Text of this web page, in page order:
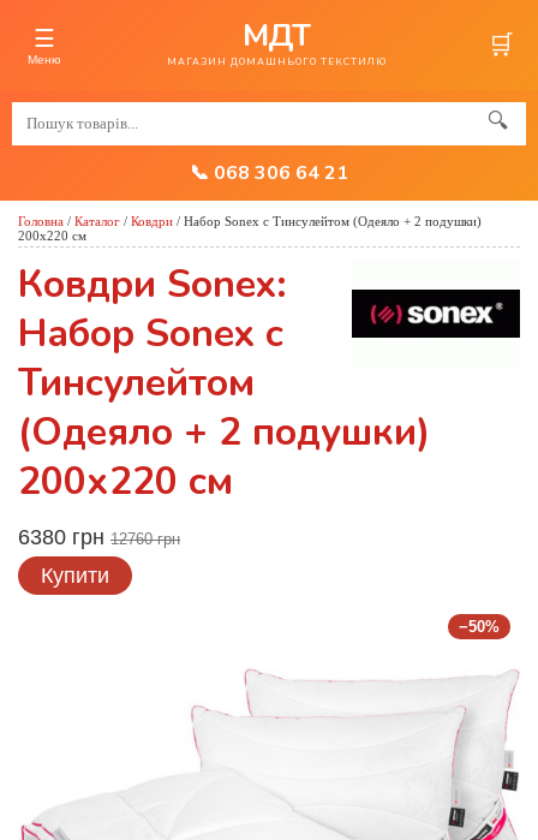
☰
Меню
МДТ
МАГАЗИН ДОМАШНЬОГО ТЕКСТИЛЮ 🛒
🔍
📞 068 306 64 21
Головна / Каталог / Ковдри / Набор Sonex c Тинсулейтом (Одеяло + 2 подушки)
200х220 см
Ковдри Sonex:
Набор Sonex c
Тинсулейтом
(Одеяло + 2 подушки)
200х220 см
6380 грн 12760 грн
Купити
−50%